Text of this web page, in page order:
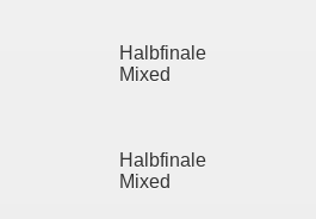
Halbfinale
Mixed
Halbfinale
Mixed